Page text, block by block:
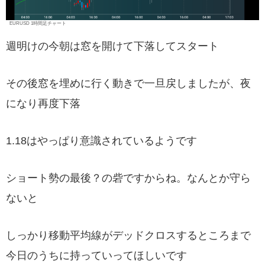
EURUSD 1時間足チャート
週明けの今朝は窓を開けて下落してスタート
その後窓を埋めに行く動きで一旦戻しましたが、夜
になり再度下落
1.18はやっぱり意識されているようです
ショート勢の最後？の砦ですからね。なんとか守ら
ないと
しっかり移動平均線がデッドクロスするところまで
今日のうちに持っていってほしいです